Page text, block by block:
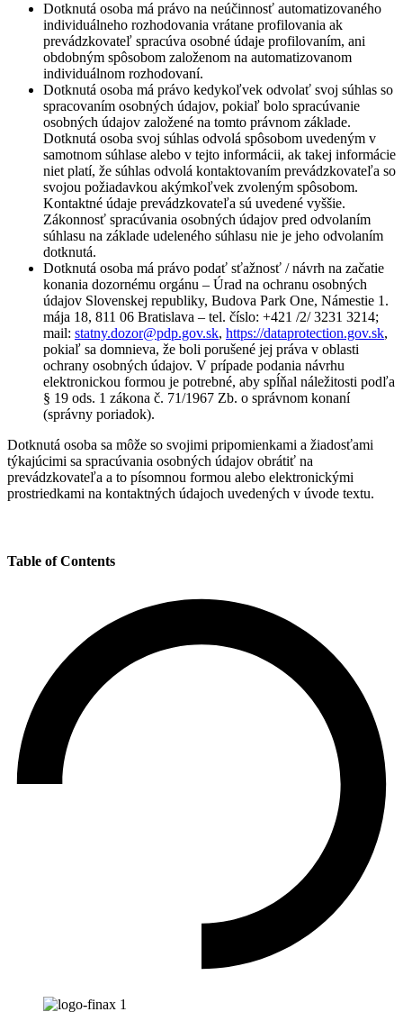
Dotknutá osoba má právo na neúčinnosť automatizovaného
individuálneho rozhodovania vrátane profilovania ak
prevádzkovateľ spracúva osobné údaje profilovaním, ani
obdobným spôsobom založenom na automatizovanom
individuálnom rozhodovaní.
Dotknutá osoba má právo kedykoľvek odvolať svoj súhlas so
spracovaním osobných údajov, pokiaľ bolo spracúvanie
osobných údajov založené na tomto právnom základe.
Dotknutá osoba svoj súhlas odvolá spôsobom uvedeným v
samotnom súhlase alebo v tejto informácii, ak takej informácie
niet platí, že súhlas odvolá kontaktovaním prevádzkovateľa so
svojou požiadavkou akýmkoľvek zvoleným spôsobom.
Kontaktné údaje prevádzkovateľa sú uvedené vyššie.
Zákonnosť spracúvania osobných údajov pred odvolaním
súhlasu na základe udeleného súhlasu nie je jeho odvolaním
dotknutá.
Dotknutá osoba má právo podať sťažnosť / návrh na začatie
konania dozornému orgánu – Úrad na ochranu osobných
údajov Slovenskej republiky, Budova Park One, Námestie 1.
mája 18, 811 06 Bratislava – tel. číslo: +421 /2/ 3231 3214;
mail: statny.dozor@pdp.gov.sk, https://dataprotection.gov.sk,
pokiaľ sa domnieva, že boli porušené jej práva v oblasti
ochrany osobných údajov. V prípade podania návrhu
elektronickou formou je potrebné, aby spĺňal náležitosti podľa
§ 19 ods. 1 zákona č. 71/1967 Zb. o správnom konaní
(správny poriadok).
Dotknutá osoba sa môže so svojimi pripomienkami a žiadosťami
týkajúcimi sa spracúvania osobných údajov obrátiť na
prevádzkovateľa a to písomnou formou alebo elektronickými
prostriedkami na kontaktných údajoch uvedených v úvode textu.
Table of Contents